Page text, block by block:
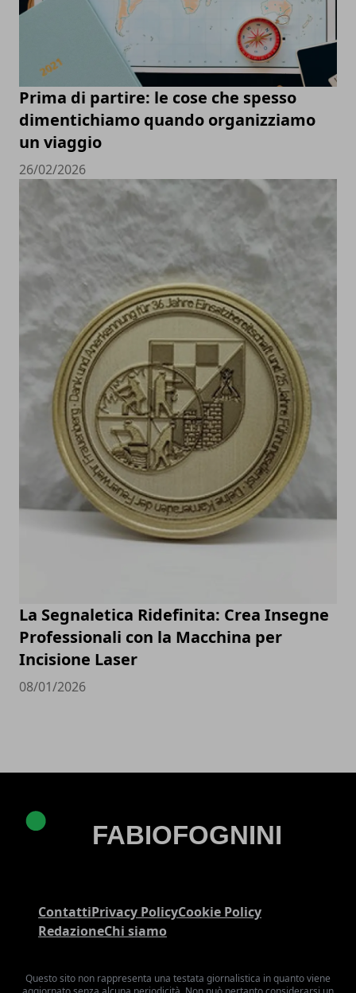
Prima di partire: le cose che spesso
dimentichiamo quando organizziamo
un viaggio
26/02/2026
La Segnaletica Ridefinita: Crea Insegne
Professionali con la Macchina per
Incisione Laser
08/01/2026
ContattiPrivacy PolicyCookie Policy
RedazioneChi siamo
Questo sito non rappresenta una testata giornalistica in quanto viene